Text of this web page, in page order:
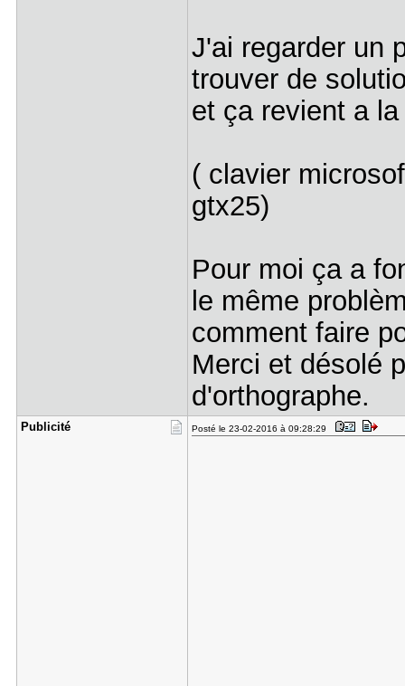
J'ai regarder un
trouver de
et ça revient a
( clavier
gtx25)
Pour moi ça a
le même
comment faire
Merci et désolé
d'orthographe.
Publicité Posté le 23-02-2016 à 09:28:29